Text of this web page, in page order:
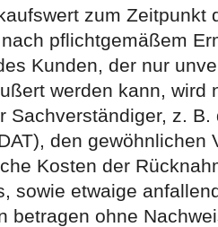
zum Zeitpunkt
pflichtgemäßem
Kunden, der nur
werden kann, wird
Sachverständiger, z.
den gewöhnlichen
Kosten der
sowie etwaige
betragen ohne